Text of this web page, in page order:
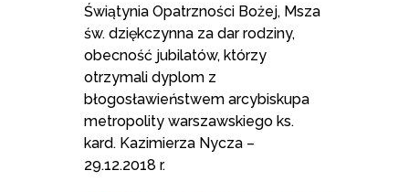
Świątynia Opatrzności Bożej, Msza
św. dziękczynna za dar rodziny,
obecność jubilatów, którzy
otrzymali dyplom z
błogosławieństwem arcybiskupa
metropolity warszawskiego ks.
kard. Kazimierza Nycza –
29.12.2018 r.